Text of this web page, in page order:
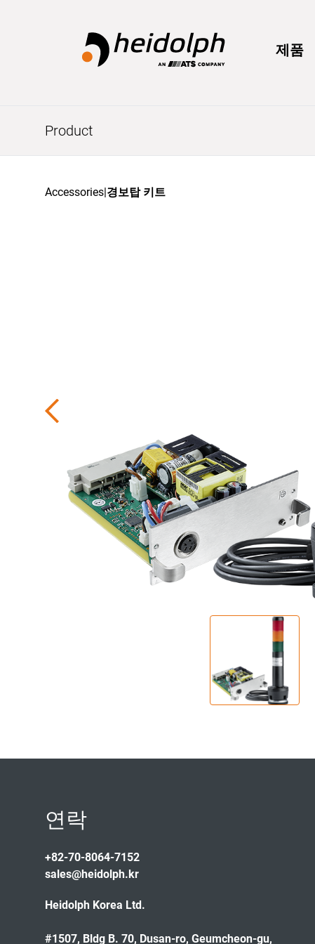
제품
Product
Accessories|경보탑 키트
연락
+82-70-8064-7152
sales@heidolph.kr
Heidolph Korea Ltd.
#1507, Bldg B. 70, Dusan-ro, Geumcheon-gu,